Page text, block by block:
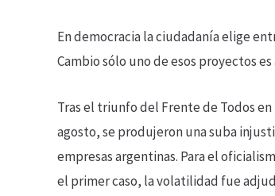
En democracia la ciudadanía elige
Cambio sólo uno de esos proyectos
Tras el triunfo del Frente de Todos
agosto, se produjeron una suba
empresas argentinas. Para el
el primer caso, la volatilidad fue